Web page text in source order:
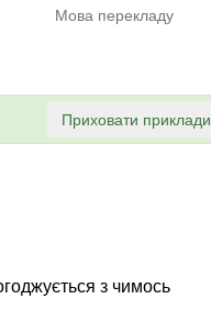
Мова перекладу
Приховати приклади
з чимось